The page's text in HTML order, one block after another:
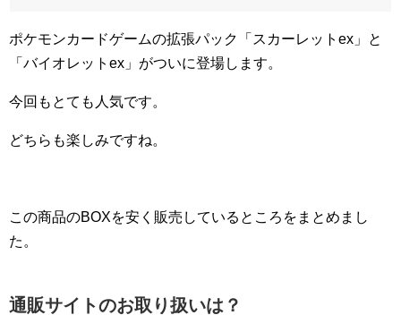
ポケモンカードゲームの拡張パック「スカーレットex」と
「バイオレットex」がついに登場します。
今回もとても人気です。
どちらも楽しみですね。
この商品のBOXを安く販売しているところをまとめまし
た。
通販サイトのお取り扱いは？